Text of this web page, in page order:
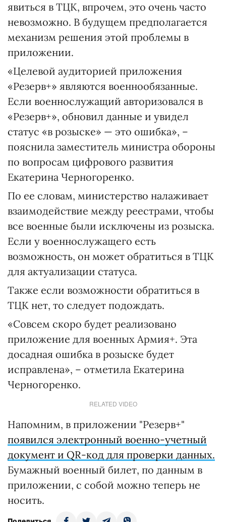
явиться в ТЦК, впрочем, это очень часто
невозможно. В будущем предполагается
механизм решения этой проблемы в
приложении.
«Целевой аудиторией приложения
«Резерв+» являются военнообязанные.
Если военнослужащий авторизовался в
«Резерв+», обновил данные и увидел
статус «в розыске» — это ошибка», –
пояснила заместитель министра обороны
по вопросам цифрового развития
Екатерина Черногоренко.
По ее словам, министерство налаживает
взаимодействие между реестрами, чтобы
все военные были исключены из розыска.
Если у военнослужащего есть
возможность, он может обратиться в ТЦК
для актуализации статуса.
Также если возможности обратиться в
ТЦК нет, то следует подождать.
«Совсем скоро будет реализовано
приложение для военных Армия+. Эта
досадная ошибка в розыске будет
исправлена», – отметила Екатерина
Черногоренко.
RELATED VIDEO
Напомним, в приложении "Резерв+"
появился электронный военно-учетный
документ и QR-код для проверки данных.
Бумажный военный билет, по данным в
приложении, с собой можно теперь не
носить.